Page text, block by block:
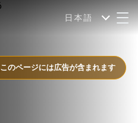
日本語
このページには広告が含まれます